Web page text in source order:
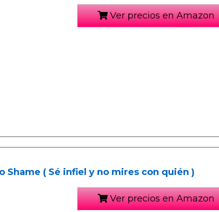
Ver precios en Amazon
Shame ( Sé infiel y no mires con quién )
Ver precios en Amazon